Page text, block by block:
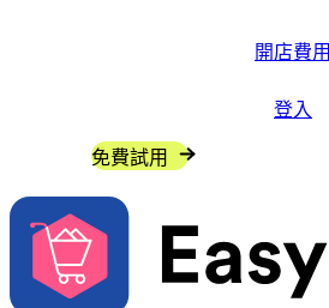
開店費用
登入
免費試用